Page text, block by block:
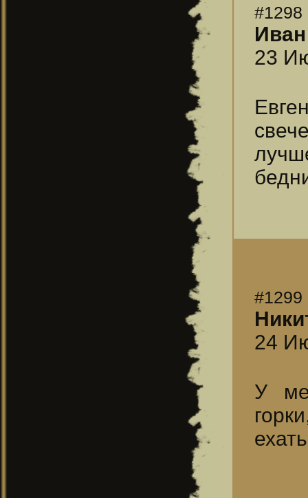
#1298
23
#1299
24
У